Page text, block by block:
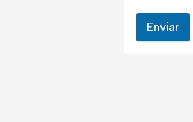
Enviar